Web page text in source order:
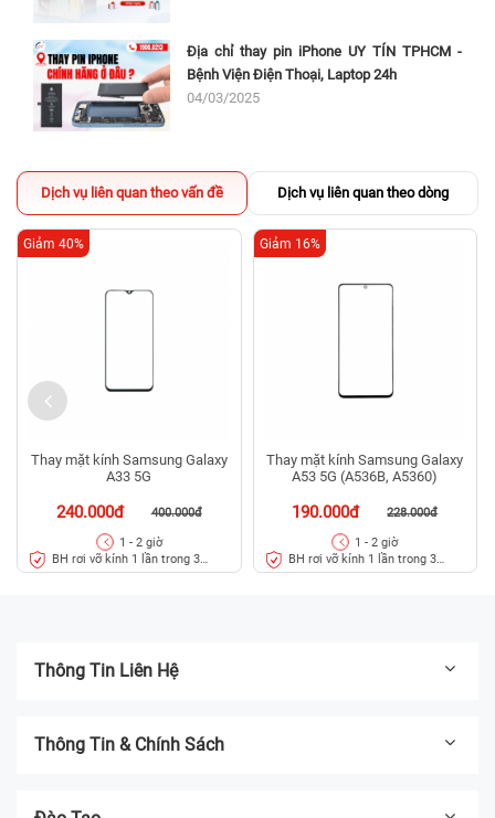
Địa chỉ thay pin iPhone UY TÍN TPHCM -
Bệnh Viện Điện Thoại, Laptop 24h
04/03/2025
Dịch vụ liên quan theo vấn đề Dịch vụ liên quan theo dòng
Thay mặt kính Samsung Galaxy
A33 5G
240.000đ 400.000đ
Giảm 40%
1 - 2 giờ
BH rơi vỡ kính 1 lần trong 3
tháng
Thay mặt kính Samsung Galaxy
A53 5G (A536B, A5360)
190.000đ 228.000đ
Giảm 16%
1 - 2 giờ
BH rơi vỡ kính 1 lần trong 3
tháng
Thông Tin Liên Hệ
Thông Tin & Chính Sách